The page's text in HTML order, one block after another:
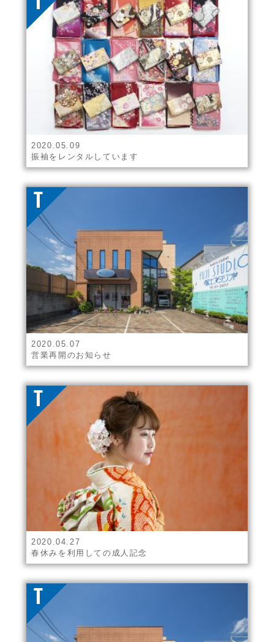
2020.05.09
振袖をレンタルしています
2020.05.07
営業再開のお知らせ
2020.04.27
春休みを利用しての成人記念